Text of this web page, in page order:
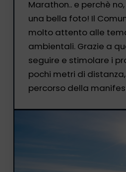
Marathon.. e perchè
una bella foto! Il
molto attento alle
ambientali. Grazie a
seguire e stimolare i
pochi metri di
percorso della